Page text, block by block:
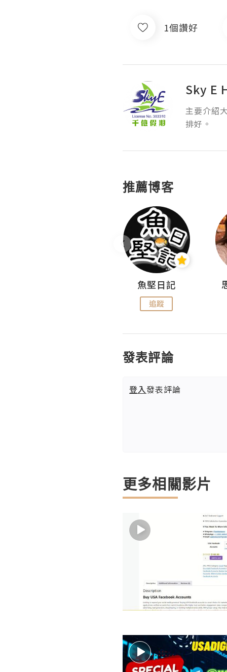
1個讚好
Sky E
主要介紹
排好。
推薦博客
魚堅日記
追蹤
發表評論
登入發表評論
更多相關影片